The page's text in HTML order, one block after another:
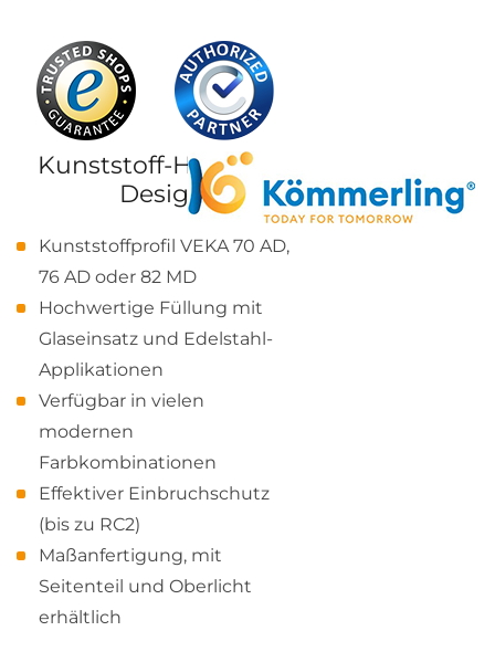
Kunststoff-Haustür Veka,
Design 844
Kunststoffprofil VEKA 70 AD,
76 AD oder 82 MD
Hochwertige Füllung mit
Glaseinsatz und Edelstahl-
Applikationen
Verfügbar in vielen
modernen
Farbkombinationen
Effektiver Einbruchschutz
(bis zu RC2)
Maßanfertigung, mit
Seitenteil und Oberlicht
erhältlich